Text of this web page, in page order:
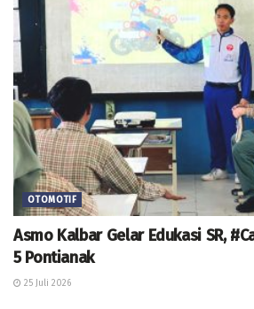
OTOMOTIF
Asmo Kalbar Gelar Edukasi SR,
5 Pontianak
25 Juli 2026